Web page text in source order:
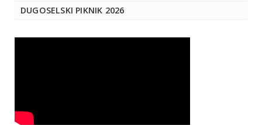
DUGOSELSKI PIKNIK 2026